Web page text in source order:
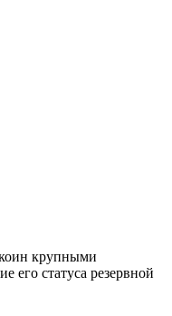
крупными
его статуса резервной